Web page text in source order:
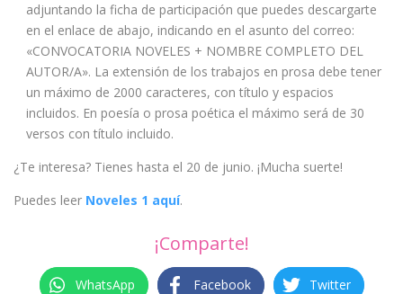
adjuntando la ficha de participación que puedes descargarte
en el enlace de abajo, indicando en el asunto del correo:
«CONVOCATORIA NOVELES + NOMBRE COMPLETO DEL
AUTOR/A». La extensión de los trabajos en prosa debe tener
un máximo de 2000 caracteres, con título y espacios
incluidos. En poesía o prosa poética el máximo será de 30
versos con título incluido.
¿Te interesa? Tienes hasta el 20 de junio. ¡Mucha suerte!
Puedes leer Noveles 1 aquí.
¡Comparte!
WhatsApp Facebook Twitter